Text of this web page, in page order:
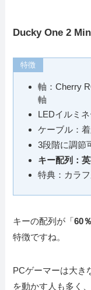
Ducky One 2
特徴
軸：Cherry
軸
LEDイルミ
ケーブル：
3段階に調節
キー配列：
特典：カラ
キーの配列が「60
特徴ですね。
PCゲーマーは大き
を動かす人も多く